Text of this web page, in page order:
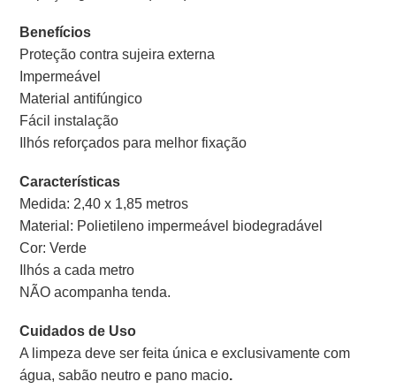
Benefícios
Proteção contra sujeira externa
Impermeável
Material antifúngico
Fácil instalação
Ilhós reforçados para melhor fixação
Características
Medida: 2,40 x 1,85 metros
Material: Polietileno impermeável biodegradável
Cor: Verde
Ilhós a cada metro
NÃO acompanha tenda.
Cuidados de Uso
A limpeza deve ser feita única e exclusivamente com
água, sabão neutro e pano macio.